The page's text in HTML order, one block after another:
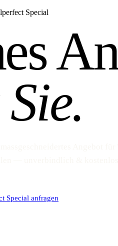
Special
Special anfragen